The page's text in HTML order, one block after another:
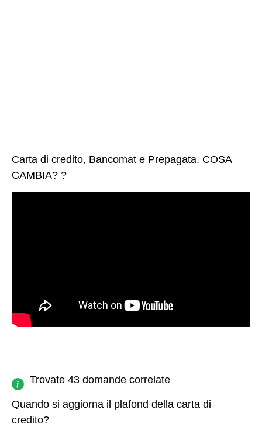
Carta di credito, Bancomat e Prepagata. COSA
CAMBIA? ?
Trovate 43 domande correlate
Quando si aggiorna il plafond della carta di
credito?